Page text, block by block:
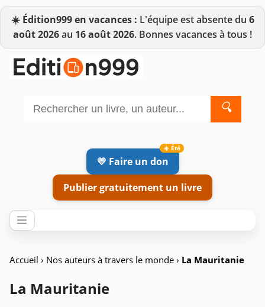
☀️ Édition999 en vacances : L'équipe est absente du 6
août 2026au 16 août 2026. Bonnes vacances à tous !
🔍
💛 Faire un don
Publier gratuitement un livre
Accueil › Nos auteurs à travers le monde › La Mauritanie
La Mauritanie